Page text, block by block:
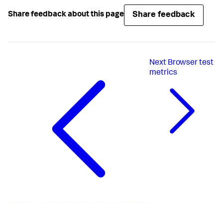
Share feedback about this page Share feedback
Next Browser test
metrics